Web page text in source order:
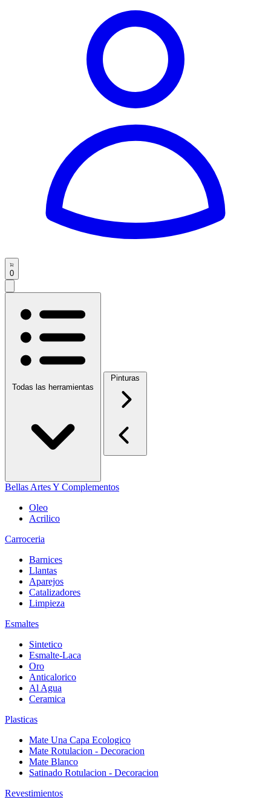
0
Todas las herramientas
Pinturas
Bellas Artes Y Complementos
Oleo
Acrilico
Carroceria
Barnices
Llantas
Aparejos
Catalizadores
Limpieza
Esmaltes
Sintetico
Esmalte-Laca
Oro
Anticalorico
Al Agua
Ceramica
Plasticas
Mate Una Capa Ecologico
Mate Rotulacion - Decoracion
Mate Blanco
Satinado Rotulacion - Decoracion
Revestimientos